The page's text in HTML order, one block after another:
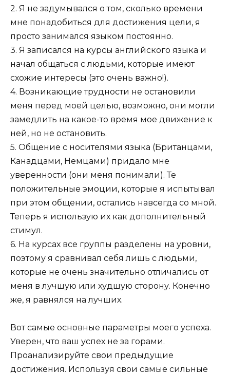
2. Я не задумывался о том, сколько времени
мне понадобиться для достижения цели, я
просто занимался языком постоянно.
3. Я записался на курсы английского языка и
начал общаться с людьми, которые имеют
схожие интересы (это очень важно!).
4. Возникающие трудности не остановили
меня перед моей целью, возможно, они могли
замедлить на какое-то время мое движение к
ней, но не остановить.
5. Общение с носителями языка (Британцами,
Канадцами, Немцами) придало мне
уверенности (они меня понимали). Те
положительные эмоции, которые я испытывал
при этом общении, остались навсегда со мной.
Теперь я использую их как дополнительный
стимул.
6. На курсах все группы разделены на уровни,
поэтому я сравнивал себя лишь с людьми,
которые не очень значительно отличались от
меня в лучшую или худшую сторону. Конечно
же, я равнялся на лучших.
Вот самые основные параметры моего успеха.
Уверен, что ваш успех не за горами.
Проанализируйте свои предыдущие
достижения. Используя свои самые сильные